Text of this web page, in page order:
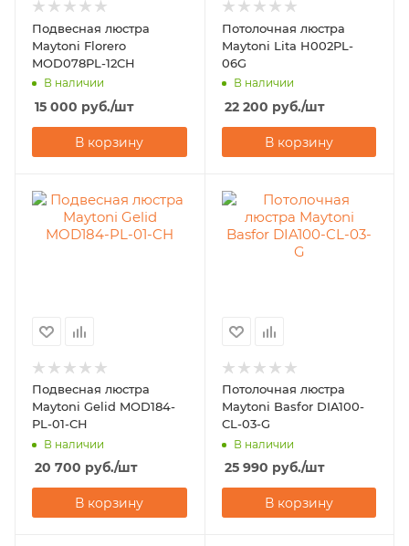
Подвесная люстра
Maytoni Florero
MOD078PL-12CH
В наличии
15 000 руб./шт
В корзину
Потолочная люстра
Maytoni Lita H002PL-
06G
В наличии
22 200 руб./шт
В корзину
Подвесная люстра
Maytoni Gelid MOD184-
PL-01-CH
В наличии
20 700 руб./шт
В корзину
Потолочная люстра
Maytoni Basfor DIA100-
CL-03-G
В наличии
25 990 руб./шт
В корзину